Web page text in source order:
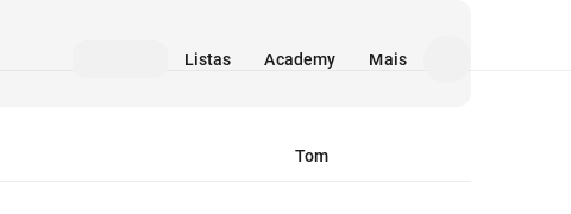
Listas Academy Mais
Tom